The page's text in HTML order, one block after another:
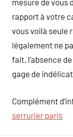
mesure de vous
rapport à votre
vous voilà seule
légalement ne
fait, l’absence
gage de
Complément
serrurier paris